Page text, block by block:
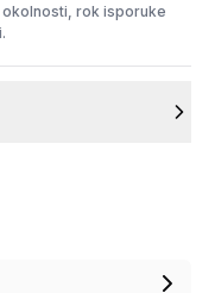
rok isporuke